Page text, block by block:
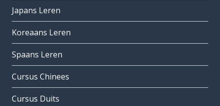
Japans Leren
Koreaans Leren
Spaans Leren
Cursus Chinees
Cursus Duits